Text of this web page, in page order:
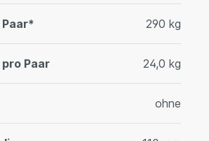
290 kg
Paar 24,0 kg
ohne